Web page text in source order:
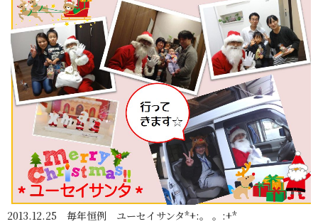
2013.12.25 毎年恒例 ユーセイサンタ*+:。 。:+*